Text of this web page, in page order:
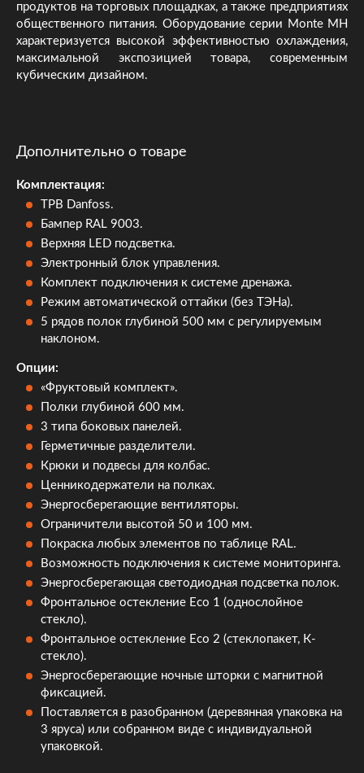
продуктов на торговых площадках, а также предприятиях
общественного питания. Оборудование серии Monte MH
характеризуется высокой эффективностью охлаждения,
максимальной экспозицией товара, современным
кубическим дизайном.
Дополнительно о товаре
Комплектация:
ТРВ Danfoss.
Бампер RAL 9003.
Верхняя LED подсветка.
Электронный блок управления.
Комплект подключения к системе дренажа.
Режим автоматической оттайки (без ТЭНа).
5 рядов полок глубиной 500 мм с регулируемым
наклоном.
Опции:
«Фруктовый комплект».
Полки глубиной 600 мм.
3 типа боковых панелей.
Герметичные разделители.
Крюки и подвесы для колбас.
Ценникодержатели на полках.
Энергосберегающие вентиляторы.
Ограничители высотой 50 и 100 мм.
Покраска любых элементов по таблице RAL.
Возможность подключения к системе мониторинга.
Энергосберегающая светодиодная подсветка полок.
Фронтальное остекление Eco 1 (однослойное
стекло).
Фронтальное остекление Eco 2 (стеклопакет, К-
стекло).
Энергосберегающие ночные шторки с магнитной
фиксацией.
Поставляется в разобранном (деревянная упаковка на
3 яруса) или собранном виде с индивидуальной
упаковкой.